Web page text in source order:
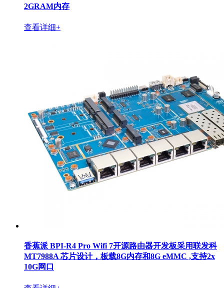
2GRAM内存
查看详细+
香蕉派 BPI-R4 Pro Wifi 7开源路由器开发板采用联发科
MT7988A 芯片设计，板载8G内存和8G eMMC ,支持2x
10G网口